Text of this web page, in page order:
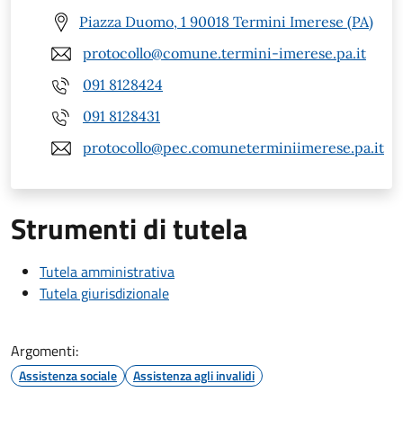
Piazza Duomo, 1 90018 Termini Imerese (PA)
protocollo@comune.termini-imerese.pa.it
091 8128424
091 8128431
protocollo@pec.comuneterminiimerese.pa.it
Strumenti di tutela
Tutela amministrativa
Tutela giurisdizionale
Argomenti:
Assistenza sociale Assistenza agli invalidi